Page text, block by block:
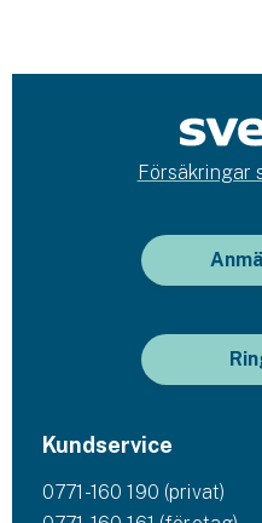
Djur
Jakthundsförsäkring
Villaförsäkring
Bostadsrättsförsäkring
Försäkringar
Kundservice
0771-160 190 (privat)